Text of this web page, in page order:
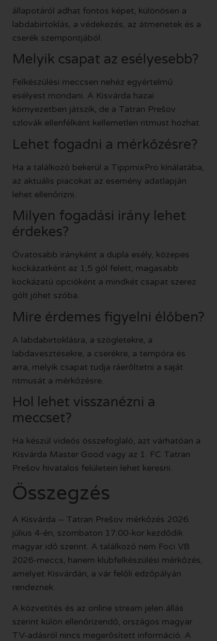
állapotáról adhat fontos képet, különösen a
labdabirtoklás, a védekezés, az átmenetek és a
cserék szempontjából.
Melyik csapat az esélyesebb?
Felkészülési meccsen nehéz egyértelmű
esélyest mondani. A Kisvárda hazai
környezetben játszik, de a Tatran Prešov
szlovák ellenfélként kellemetlen ritmust hozhat.
Lehet fogadni a mérkőzésre?
Ha a találkozó bekerül a TippmixPro kínálatába,
az aktuális piacokat az esemény adatlapján
lehet ellenőrizni.
Milyen fogadási irány lehet
érdekes?
Óvatosabb irányként a dupla esély, közepes
kockázatként az 1,5 gól felett, magasabb
kockázatú opcióként a mindkét csapat szerez
gólt jöhet szóba.
Mire érdemes figyelni élőben?
A labdabirtoklásra, a szögletekre, a
labdavesztésekre, a cserékre, a tempóra és
arra, melyik csapat tudja ráerőltetni a saját
ritmusát a mérkőzésre.
Hol lehet visszanézni a
meccset?
Ha készül videós összefoglaló, azt várhatóan a
Kisvárda Master Good vagy az 1. FC Tatran
Prešov hivatalos felületein lehet keresni.
Összegzés
A Kisvárda – Tatran Prešov mérkőzés 2026.
július 4-én, szombaton 17:00-kor kezdődik
magyar idő szerint. A találkozó nem Foci VB
2026-meccs, hanem klubfelkészülési mérkőzés,
amelyet Kisvárdán, a vár felőli edzőpályán
rendeznek.
A közvetítés és az online stream jelen állás
szerint külön ellenőrizendő, országos magyar
TV-adásról nincs megerősített információ. A